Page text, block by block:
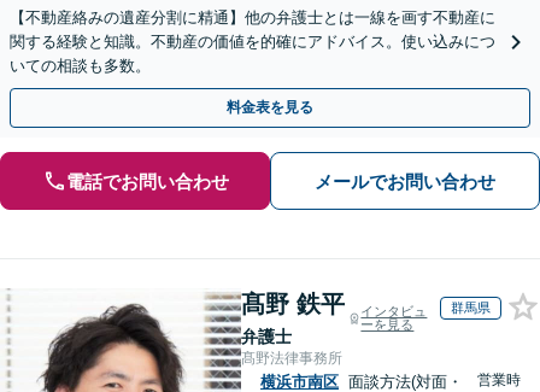
【不動産絡みの遺産分割に精通】他の弁護士とは一線を画す不動産に
関する経験と知識。不動産の価値を的確にアドバイス。使い込みにつ
いての相談も多数。
料金表を見る
電話でお問い合わせ メールでお問い合わせ
髙野 鉄平
弁護士
インタビュ
ーを見る
群馬県
髙野法律事務所
横浜市南区 面談方法(対面・
営業時